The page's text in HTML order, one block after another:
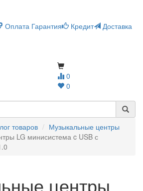
Оплата Гарантия Кредит
Доставка
0
0
товаров
Музыкальные центры
LG минисистема c USB с
центры